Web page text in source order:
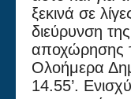
ξεκινά σε
διεύρυνση
αποχώρησης
Ολοήμερα
14.55’.